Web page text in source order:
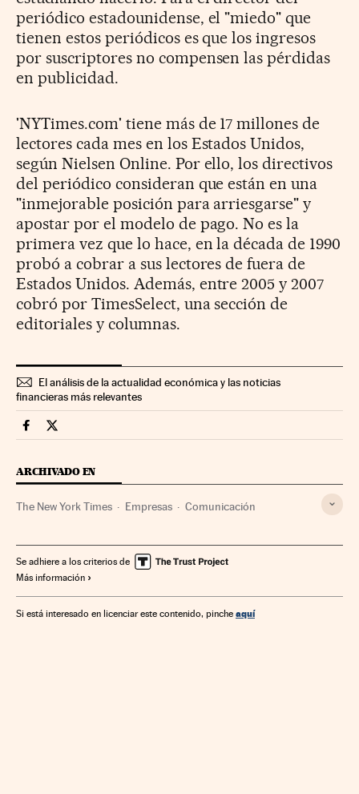
periódico estadounidense, el "miedo" que
tienen estos periódicos es que los ingresos
por suscriptores no compensen las pérdidas
en publicidad.
'NYTimes.com' tiene más de 17 millones de
lectores cada mes en los Estados Unidos,
según Nielsen Online. Por ello, los directivos
del periódico consideran que están en una
"inmejorable posición para arriesgarse" y
apostar por el modelo de pago. No es la
primera vez que lo hace, en la década de 1990
probó a cobrar a sus lectores de fuera de
Estados Unidos. Además, entre 2005 y 2007
cobró por TimesSelect, una sección de
editoriales y columnas.
El análisis de la actualidad económica y las noticias
financieras más relevantes
Companias Cinco Días en Facebook
Companias Cinco Días en Twitter
ARCHIVADO EN
The New York Times Empresas Comunicación
Se adhiere a los criterios de
Más información
Si está interesado en licenciar este contenido, pinche aquí